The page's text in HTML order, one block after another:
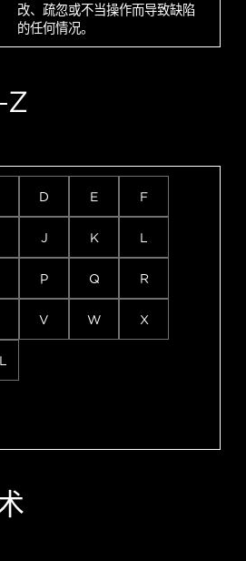
改、疏忽或不当操作而导致缺陷
的任何情况。
Z
D E F
J K L
P Q R
V W X